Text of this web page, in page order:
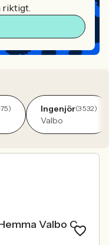
riktigt.
Ingenjör(3 532)
Valbo
Valbo C